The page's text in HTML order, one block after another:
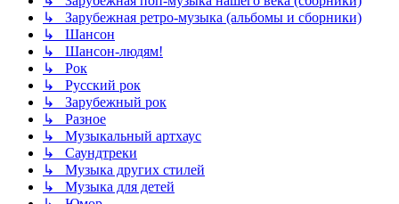
↳ Зарубежная ретро-музыка (альбомы и сборники)
↳ Шансон
↳ Шансон-людям!
↳ Рок
↳ Русский рок
↳ Зарубежный рок
↳ Разное
↳ Музыкальный артхаус
↳ Саундтреки
↳ Музыка других стилей
↳ Музыка для детей